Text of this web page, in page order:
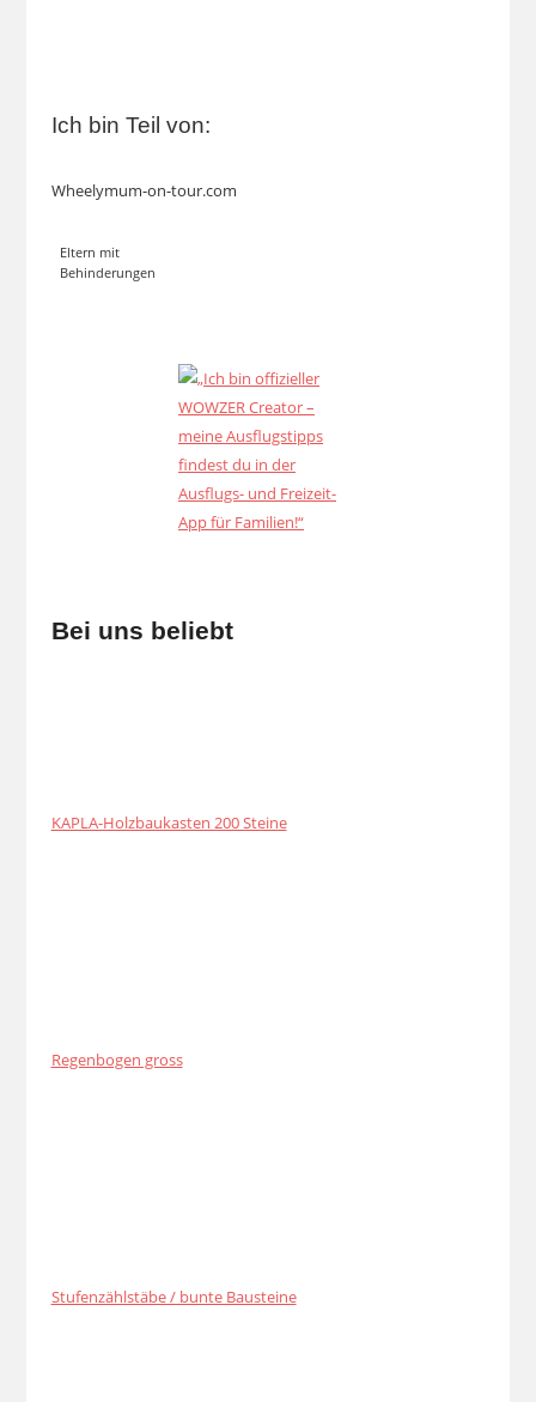
Ich bin Teil von:
Wheelymum-on-tour.com
Eltern mit
Behinderungen
Bei uns beliebt
KAPLA-Holzbaukasten 200 Steine
Regenbogen gross
Stufenzählstäbe / bunte Bausteine